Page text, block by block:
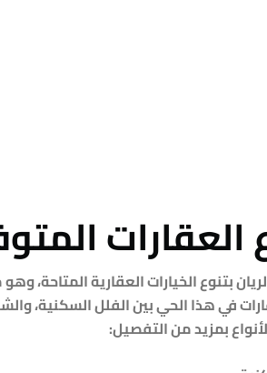
العقارات
بتنوع الخيارات العقارية المتاحة،
في هذا الحي بين الفلل السكنية،
بمزيد من التفصيل: